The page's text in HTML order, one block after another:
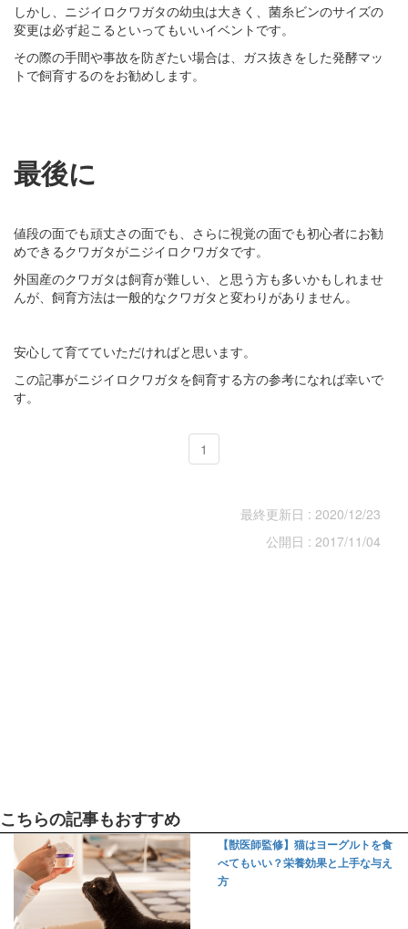
しかし、ニジイロクワガタの幼虫は大きく、菌糸ビンのサイズの
変更は必ず起こるといってもいいイベントです。
その際の手間や事故を防ぎたい場合は、ガス抜きをした発酵マッ
トで飼育するのをお勧めします。
最後に
値段の面でも頑丈さの面でも、さらに視覚の面でも初心者にお勧
めできるクワガタがニジイロクワガタです。
外国産のクワガタは飼育が難しい、と思う方も多いかもしれませ
んが、飼育方法は一般的なクワガタと変わりがありません。
安心して育てていただければと思います。
この記事がニジイロクワガタを飼育する方の参考になれば幸いで
す。
1
最終更新日 : 2020/12/23
公開日 : 2017/11/04
こちらの記事もおすすめ
【獣医師監修】猫はヨーグルトを食
べてもいい？栄養効果と上手な与え
方